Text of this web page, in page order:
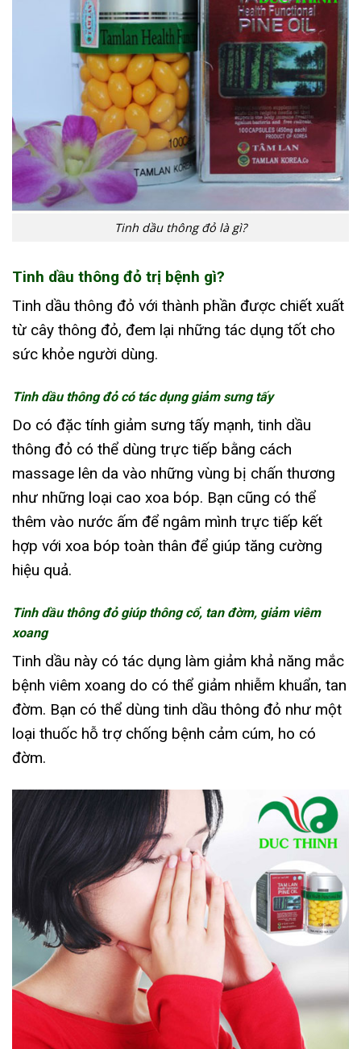
Tinh dầu thông đỏ là gì?
Tinh dầu thông đỏ trị bệnh gì?
Tinh dầu thông đỏ với thành phần được chiết xuất
từ cây thông đỏ, đem lại những tác dụng tốt cho
sức khỏe người dùng.
Tinh dầu thông đỏ có tác dụng giảm sưng tấy
Do có đặc tính giảm sưng tấy mạnh, tinh dầu
thông đỏ có thể dùng trực tiếp bằng cách
massage lên da vào những vùng bị chấn thương
như những loại cao xoa bóp. Bạn cũng có thể
thêm vào nước ấm để ngâm mình trực tiếp kết
hợp với xoa bóp toàn thân để giúp tăng cường
hiệu quả.
Tinh dầu thông đỏ giúp thông cổ, tan đờm, giảm viêm
xoang
Tinh dầu này có tác dụng làm giảm khả năng mắc
bệnh viêm xoang do có thể giảm nhiễm khuẩn, tan
đờm. Bạn có thể dùng tinh dầu thông đỏ như một
loại thuốc hỗ trợ chống bệnh cảm cúm, ho có
đờm.